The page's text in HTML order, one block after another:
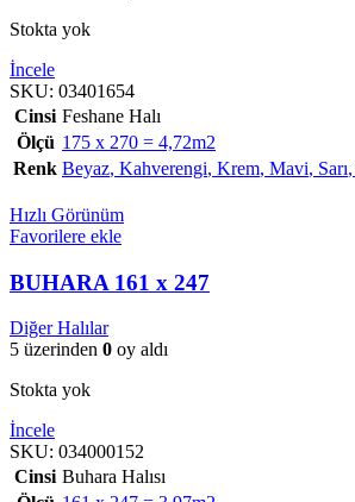
Stokta yok
İncele
SKU: 03401654
Cinsi Feshane Halı
Ölçü 175 x 270 = 4,72m2
Renk Beyaz, Kahverengi, Krem, Mavi, Sarı,
Hızlı Görünüm
Favorilere ekle
BUHARA 161 x 247
Diğer Halılar
5 üzerinden 0 oy aldı
Stokta yok
İncele
SKU: 034000152
Cinsi Buhara Halısı